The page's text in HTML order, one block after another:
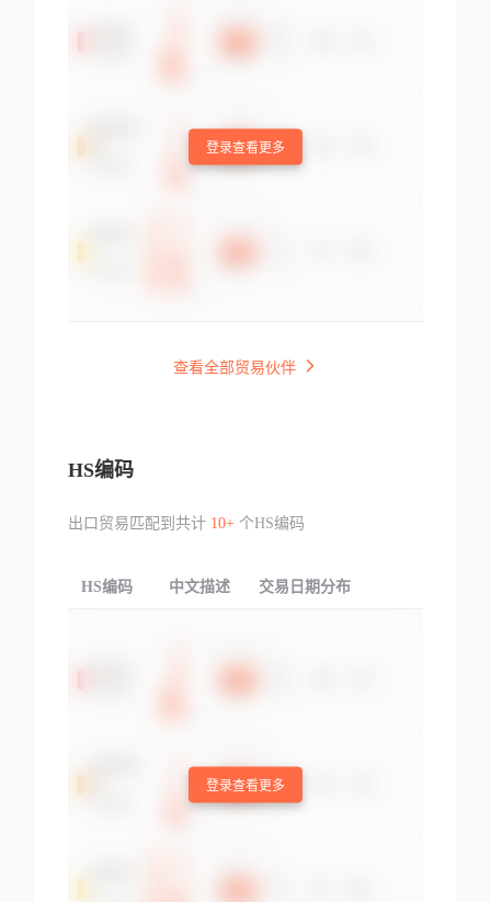
登录查看更多
查看全部贸易伙伴
HS编码
出口贸易匹配到共计 10+个HS编码
HS编码 中文描述 交易日期分布
登录查看更多